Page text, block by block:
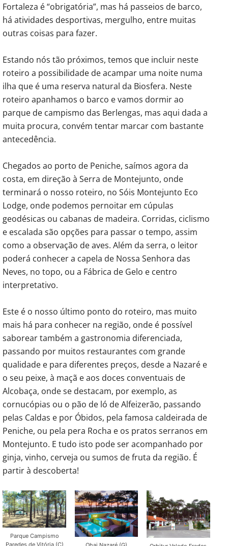
Fortaleza é “obrigatória”, mas há passeios de barco,
há atividades desportivas, mergulho, entre muitas
outras coisas para fazer.
Estando nós tão próximos, temos que incluir neste
roteiro a possibilidade de acampar uma noite numa
ilha que é uma reserva natural da Biosfera. Neste
roteiro apanhamos o barco e vamos dormir ao
parque de campismo das Berlengas, mas aqui dada a
muita procura, convém tentar marcar com bastante
antecedência.
Chegados ao porto de Peniche, saímos agora da
costa, em direção à Serra de Montejunto, onde
terminará o nosso roteiro, no Sóis Montejunto Eco
Lodge, onde podemos pernoitar em cúpulas
geodésicas ou cabanas de madeira. Corridas, ciclismo
e escalada são opções para passar o tempo, assim
como a observação de aves. Além da serra, o leitor
poderá conhecer a capela de Nossa Senhora das
Neves, no topo, ou a Fábrica de Gelo e centro
interpretativo.
Este é o nosso último ponto do roteiro, mas muito
mais há para conhecer na região, onde é possível
saborear também a gastronomia diferenciada,
passando por muitos restaurantes com grande
qualidade e para diferentes preços, desde a Nazaré e
o seu peixe, à maçã e aos doces conventuais de
Alcobaça, onde se destacam, por exemplo, as
cornucópias ou o pão de ló de Alfeizerão, passando
pelas Caldas e por Óbidos, pela famosa caldeirada de
Peniche, ou pela pera Rocha e os pratos serranos em
Montejunto. E tudo isto pode ser acompanhado por
ginja, vinho, cerveja ou sumos de fruta da região. É
partir à descoberta!
Parque Campismo
Paredes de Vitória (C)